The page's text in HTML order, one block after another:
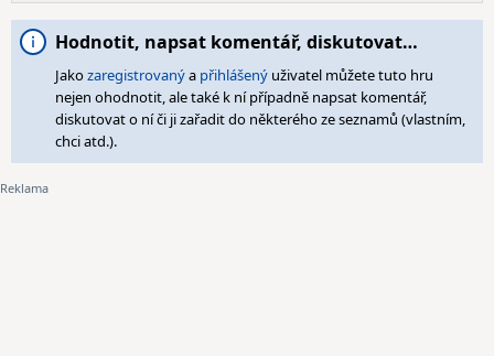
Hodnotit, napsat komentář, diskutovat…
Jakozaregistrovanýa přihlášený uživatel můžete tuto hru
nejen ohodnotit, ale také k ní případně napsat komentář,
diskutovat o ní či ji zařadit do některého ze seznamů (vlastním,
chci atd.).